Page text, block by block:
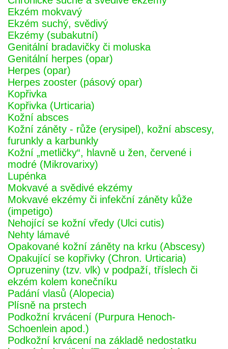
Ekzém mokvavý
Ekzém suchý, svědivý
Ekzémy (subakutní)
Genitální bradavičky či moluska
Genitální herpes (opar)
Herpes (opar)
Herpes zooster (pásový opar)
Kopřivka
Kopřivka (Urticaria)
Kožní absces
Kožní záněty - růže (erysipel), kožní abscesy,
furunkly a karbunkly
Kožní „metličky“, hlavně u žen, červené i
modré (Mikrovarixy)
Lupénka
Mokvavé a svědivé ekzémy
Mokvavé ekzémy či infekční záněty kůže
(impetigo)
Nehojící se kožní vředy (Ulci cutis)
Nehty lámavé
Opakované kožní záněty na krku (Abscesy)
Opakující se kopřivky (Chron. Urticaria)
Opruzeniny (tzv. vlk) v podpaží, tříslech či
ekzém kolem konečníku
Padání vlasů (Alopecia)
Plísně na prstech
Podkožní krvácení (Purpura Henoch-
Schoenlein apod.)
Podkožní krvácení na základě nedostatku